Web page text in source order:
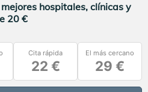
hospitales, clínicas y
20 €
Cita rápida
22 €
El más cercano
29 €